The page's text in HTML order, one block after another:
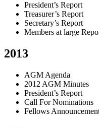
President’s Report
Treasurer’s Report
Secretary’s Report
Members at large
2013
AGM Agenda
2012 AGM Minutes
President’s Report
Call For Nominations
Fellows